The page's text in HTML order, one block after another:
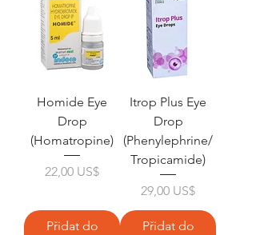
Homide Eye
Drop
(Homatropine)
Cena
22,00 US$
Přidat do
Itrop Plus Eye
Drop
(Phenylephrine/
Tropicamide)
Cena
29,00 US$
Přidat do